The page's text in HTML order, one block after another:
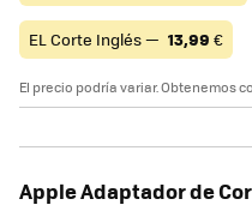
EL Corte Inglés — 13,99 €
El precio podría variar. Obtenemos
Apple Adaptador de